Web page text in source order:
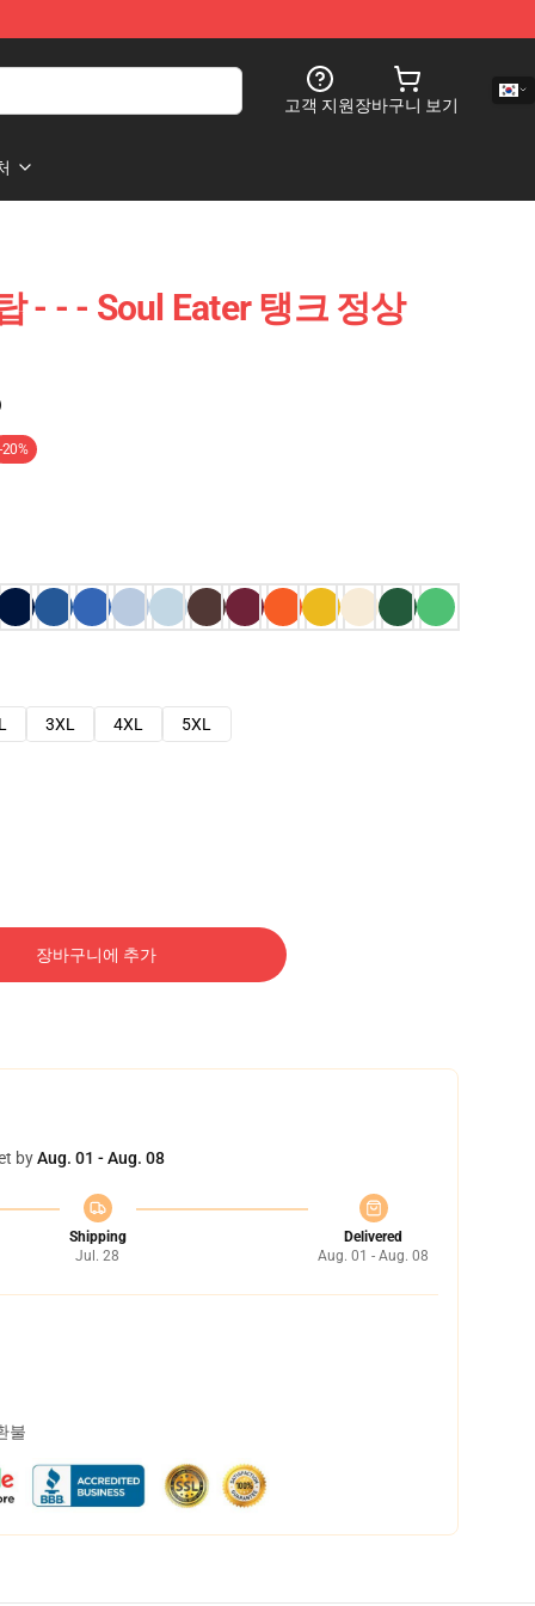
고객 지원장바구니 보기
- - - Soul Eater 탱크 정상
-20%
3XL 4XL 5XL
장바구니에 추가
byAug. 01 - Aug. 08
Shipping
Jul. 28
Delivered
Aug. 01 - Aug. 08
불